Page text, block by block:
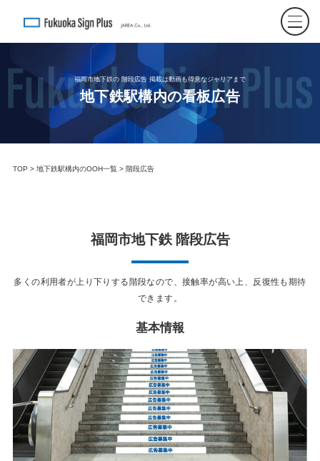
福岡市地下鉄の 階段広告 掲載は動画も得意なジャリアまで
地下鉄駅構内の看板広告
TOP > 地下鉄駅構内のOOH一覧> 階段広告
福岡市地下鉄 階段広告
多くの利用者が上り下りする階段なので、接触率が高い上、反復性も期待
できます。
基本情報